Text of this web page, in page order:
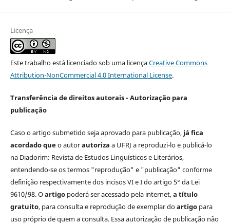
Licença
Este trabalho está licenciado sob uma licençaCreative Commons
Attribution-NonCommercial 4.0 International License.
Transferência de direitos autorais - Autorização para
publicação
Caso o artigo submetido seja aprovado para publicação, já fica
acordado queo autorautoriza a UFRJ a reproduzi-lo e publicá-lo
na Diadorim: Revista de Estudos Linguísticos e Literários,
entendendo-se os termos "reprodução" e "publicação" conforme
definição respectivamente dos incisos VI e I do artigo 5° da Lei
9610/98. Oartigopoderá ser acessado pela internet,a título
gratuito, para consulta e reprodução de exemplar doartigopara
uso próprio de quem a consulta. Essa autorização de publicação não